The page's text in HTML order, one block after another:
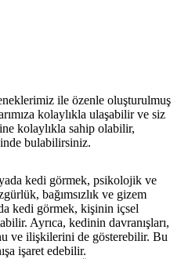
ile özenle oluşturulmuş
kolaylıkla ulaşabilir ve siz
kolaylıkla sahip olabilir,
bulabilirsiniz.
kedi görmek​, psikolojik ve
bağımsızlık ve gizem
kedi görmek, kişinin içsel
Ayrıca, kedinin davranışları,
ve ilişkilerini de gösterebilir. Bu
işaret edebilir.